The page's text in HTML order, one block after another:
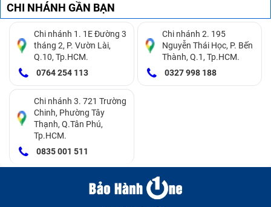
CHI NHÁNH GẦN BẠN
Chi nhánh 1. 1E Đường 3
tháng 2, P. Vườn Lài,
Q.10, Tp.HCM.
0764 254 113
Chi nhánh 2. 195
Nguyễn Thái Học, P. Bến
Thành, Q.1, Tp.HCM.
0327 998 188
Chi nhánh 3. 721 Trường
Chinh, Phường Tây
Thạnh, Q.Tân Phú,
Tp.HCM.
0835 001 511